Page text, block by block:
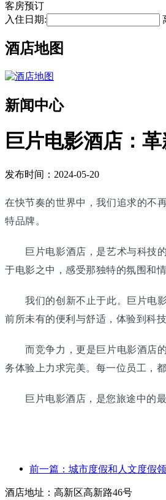
客房预订
入住日期:
酒店地图
新闻中心
巨片电影酒店：
发布时间：2024-05-20
在快节奏的世界中，我们追求的不
特品牌。
巨片电影酒店，是艺术与科技的
于电影之中，感受那独特的氛围和情
我们的创新不止于此。巨片电影
前所未有的便利与舒适，体验到科
而竞争力，更是巨片电影酒店的
务体验上力求完美。每一位员工，
巨片电影酒店，是您旅途中的最
酒店地址：高新区高新路46号